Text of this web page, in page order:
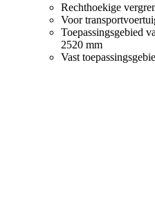
Rechthoekige
Voor
Toepassingsgebied
2520 mm
Vast